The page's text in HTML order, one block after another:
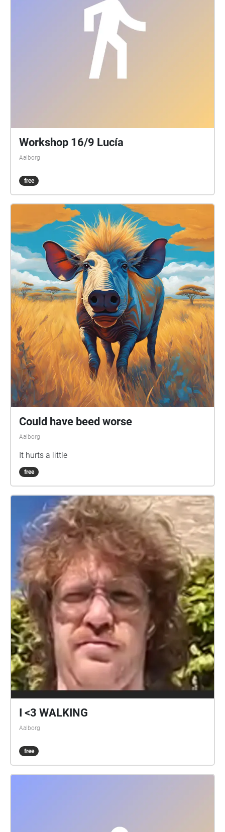
Workshop 16/9 Lucía
Aalborg
free
Could have beed worse
Aalborg
It hurts a little
free
I <3 WALKING
Aalborg
free